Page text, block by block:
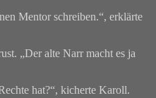
Mentor schreiben.“, erklärte
„Der alte Narr macht es ja
hat?“, kicherte Karoll.